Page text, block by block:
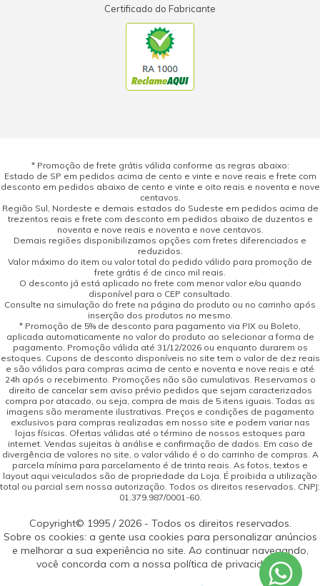
Certificado do Fabricante
* Promoção de frete grátis válida conforme as regras abaixo:
Estado de SP em pedidos acima de cento e vinte e nove reais e frete com
desconto em pedidos abaixo de cento e vinte e oito reais e noventa e nove
centavos.
Região Sul, Nordeste e demais estados do Sudeste em pedidos acima de
trezentos reais e frete com desconto em pedidos abaixo de duzentos e
noventa e nove reais e noventa e nove centavos.
Demais regiões disponibilizamos opções com fretes diferenciados e
reduzidos.
Valor máximo do item ou valor total do pedido válido para promoção de
frete grátis é de cinco mil reais.
O desconto já está aplicado no frete com menor valor e/ou quando
disponível para o CEP consultado.
Consulte na simulação do frete na página do produto ou no carrinho após
inserção dos produtos no mesmo.
* Promoção de 5% de desconto para pagamento via PIX ou Boleto,
aplicada automaticamente no valor do produto ao selecionar a forma de
pagamento. Promoção válida até 31/12/2026 ou enquanto durarem os
estoques. Cupons de desconto disponíveis no site tem o valor de dez reais
e são válidos para compras acima de cento e noventa e nove reais e até
24h após o recebimento. Promoções não são cumulativas. Reservamos o
direito de cancelar sem aviso prévio pedidos que sejam caracterizados
compra por atacado, ou seja, compra de mais de 5 itens iguais. Todas as
imagens são meramente ilustrativas. Preços e condições de pagamento
exclusivos para compras realizadas em nosso site e podem variar nas
lojas físicas. Ofertas válidas até o término de nossos estoques para
internet. Vendas sujeitas à análise e confirmação de dados. Em caso de
divergência de valores no site, o valor válido é o do carrinho de compras. A
parcela mínima para parcelamento é de trinta reais. As fotos, textos e
layout aqui veiculados são de propriedade da Loja. É proibida a utilização
total ou parcial sem nossa autorização. Todos os direitos reservados. CNPJ:
01.379.987/0001-60.
Copyright© 1995 / 2026 - Todos os direitos reservados.
Sobre os cookies: a gente usa cookies para personalizar anúncios
e melhorar a sua experiência no site. Ao continuar navegando,
você concorda com a nossa política de privacidade.